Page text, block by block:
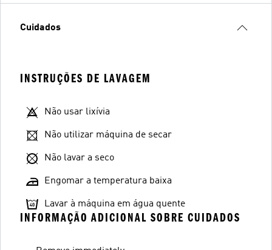
Cuidados
INSTRUÇÕES DE LAVAGEM
Não usar lixívia
Não utilizar máquina de secar
Não lavar a seco
Engomar a temperatura baixa
Lavar à máquina em água quente
INFORMAÇÃO ADICIONAL SOBRE CUIDADOS